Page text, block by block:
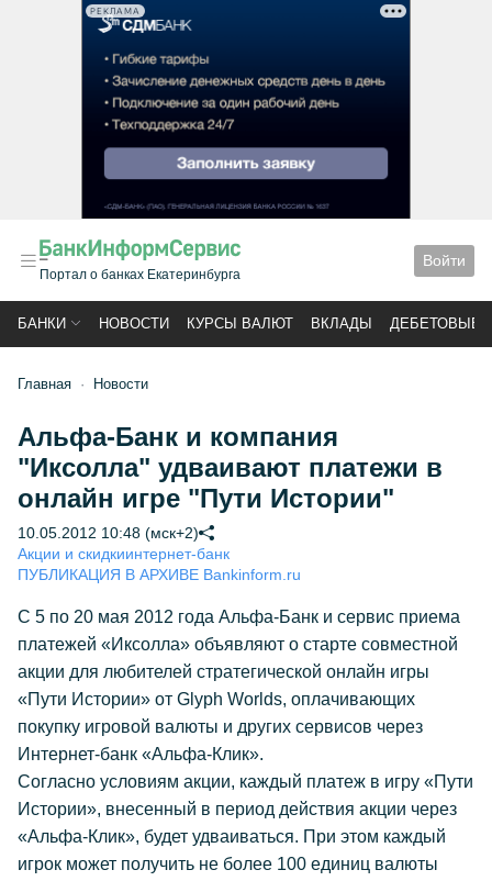
РЕКЛАМА
Портал о банках Екатеринбурга
Войти
БАНКИ НОВОСТИ КУРСЫ ВАЛЮТ ВКЛАДЫ ДЕБЕТОВЫЕ
Главная Новости
Альфа-Банк и компания
"Иксолла" удваивают платежи в
онлайн игре "Пути Истории"
10.05.2012 10:48 (мск+2)
Акции и скидкиинтернет-банк
ПУБЛИКАЦИЯ В АРХИВЕ Bankinform.ru
С 5 по 20 мая 2012 года Альфа-Банк и сервис приема
платежей «Иксолла» объявляют о старте совместной
акции для любителей стратегической онлайн игры
«Пути Истории» от Glyph Worlds, оплачивающих
покупку игровой валюты и других сервисов через
Интернет-банк «Альфа-Клик».
Согласно условиям акции, каждый платеж в игру «Пути
Истории», внесенный в период действия акции через
«Альфа-Клик», будет удваиваться. При этом каждый
игрок может получить не более 100 единиц валюты